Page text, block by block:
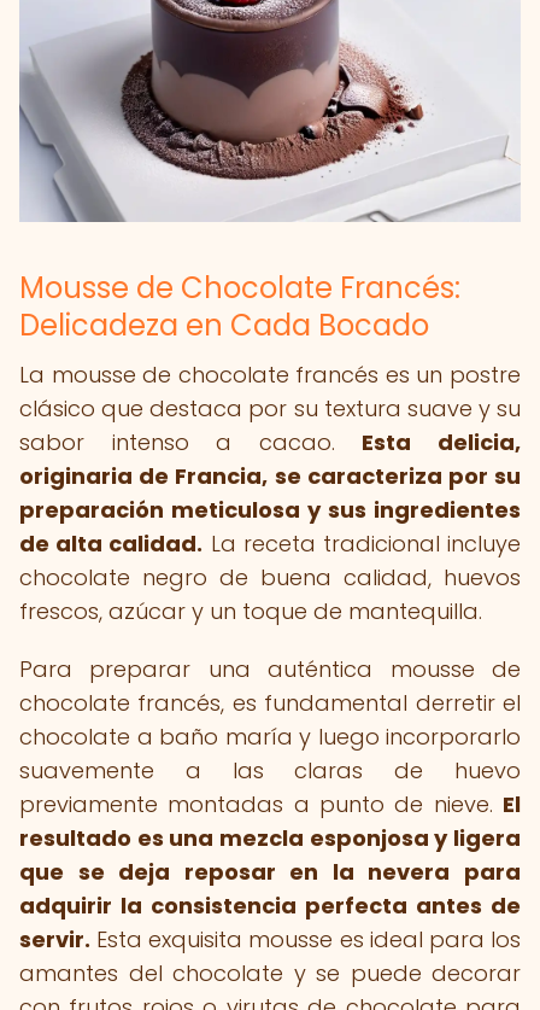
Mousse de Chocolate Francés:
Delicadeza en Cada Bocado
La mousse de chocolate francés es un postre
clásico que destaca por su textura suave y su
sabor intenso a cacao. Esta delicia,
originaria de Francia, se caracteriza por su
preparación meticulosa y sus ingredientes
de alta calidad. La receta tradicional incluye
chocolate negro de buena calidad, huevos
frescos, azúcar y un toque de mantequilla.
Para preparar una auténtica mousse de
chocolate francés, es fundamental derretir el
chocolate a baño maría y luego incorporarlo
suavemente a las claras de huevo
previamente montadas a punto de nieve. El
resultado es una mezcla esponjosa y ligera
que se deja reposar en la nevera para
adquirir la consistencia perfecta antes de
servir. Esta exquisita mousse es ideal para los
amantes del chocolate y se puede decorar